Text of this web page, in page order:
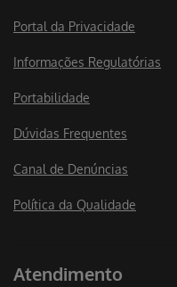
Portal da Privacidade
Informações Regulatórias
Portabilidade
Dúvidas Frequentes
Canal de Denúncias
Política da Qualidade
Atendimento